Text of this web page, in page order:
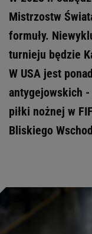
Mistrzostw
formuły.
turnieju będzie
W USA jest
antygejowskich
piłki nożnej w
Bliskiego